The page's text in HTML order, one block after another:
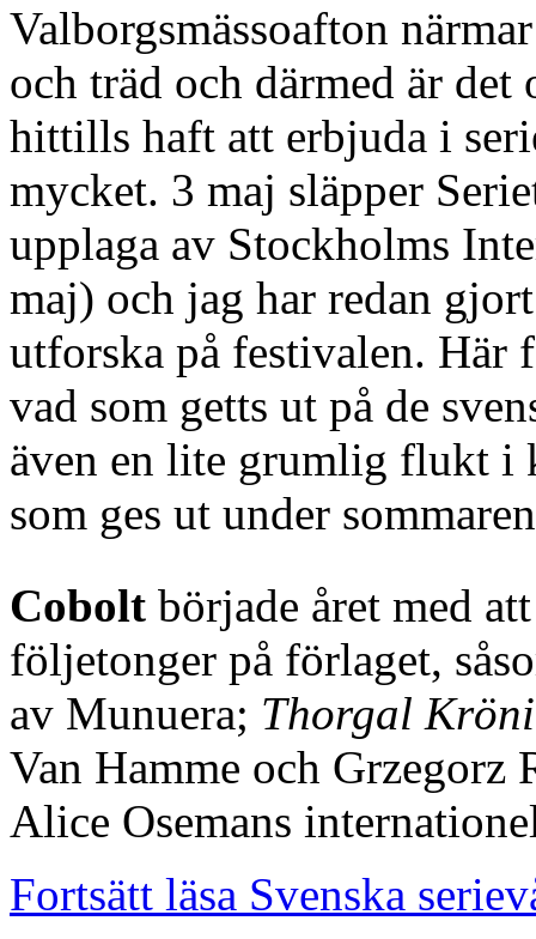
Valborgsmässoafton
och träd och därmed är det
hittills haft att erbjuda i
mycket. 3 maj släpper
upplaga av Stockholms
maj) och jag har redan
utforska på festivalen. Här
vad som getts ut på de
även en lite grumlig flukt i
som ges ut under
Cobolt började året med
följetonger på förlaget,
av Munuera; Thorgal
Van Hamme och Grzegorz
Alice Osemans
Fortsätt läsa Svenska